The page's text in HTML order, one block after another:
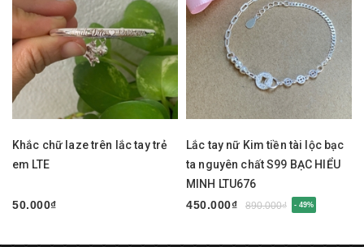
Khắc chữ laze trên lắc tay trẻ
em LTE
50.000₫
Lắc tay nữ Kim tiền tài lộc bạc
ta nguyên chất S99 BẠC HIỂU
MINH LTU676
450.000₫
890.000₫ - 49%